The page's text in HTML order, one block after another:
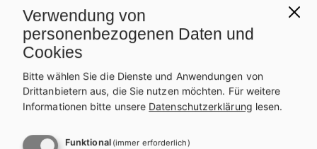
Verwendung von
personenbezogenen Daten und
Cookies
Bitte wählen Sie die Dienste und Anwendungen von
Drittanbietern aus, die Sie nutzen möchten. Für weitere
Informationen bitte unsere Datenschutzerklärung lesen.
Funktional (immer erforderlich)